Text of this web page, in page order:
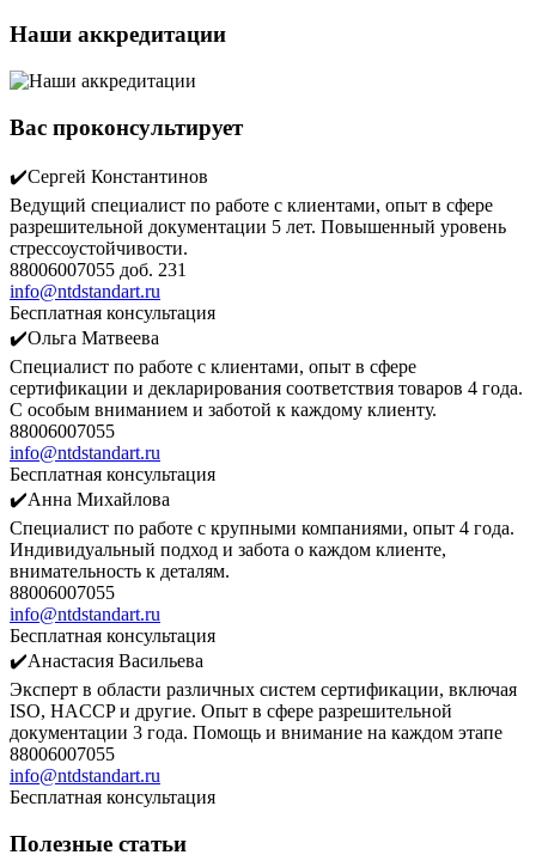
Наши аккредитации
Вас проконсультирует
✔️Сергей Константинов
Ведущий специалист по работе с клиентами, опыт в сфере
разрешительной документации 5 лет. Повышенный уровень
стрессоустойчивости.
88006007055 доб. 231
info@ntdstandart.ru
Бесплатная консультация
✔️Ольга Матвеева
Специалист по работе с клиентами, опыт в сфере
сертификации и декларирования соответствия товаров 4 года.
С особым вниманием и заботой к каждому клиенту.
88006007055
info@ntdstandart.ru
Бесплатная консультация
✔️Анна Михайлова
Специалист по работе с крупными компаниями, опыт 4 года.
Индивидуальный подход и забота о каждом клиенте,
внимательность к деталям.
88006007055
info@ntdstandart.ru
Бесплатная консультация
✔️Анастасия Васильева
Эксперт в области различных систем сертификации, включая
ISO, HACCP и другие. Опыт в сфере разрешительной
документации 3 года. Помощь и внимание на каждом этапе
88006007055
info@ntdstandart.ru
Бесплатная консультация
Полезные статьи